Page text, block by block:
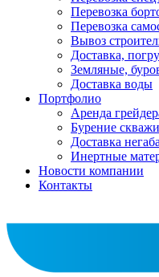
Перевозка
Перевозка
Вывоз
Доставка,
Земляные,
Доставка воды
Портфолио
Аренда
Бурение
Доставка
Инертные
Новости компании
Контакты